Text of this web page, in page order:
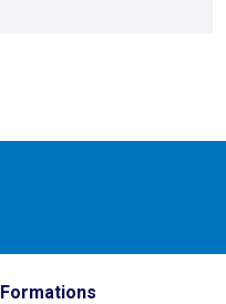
Formations